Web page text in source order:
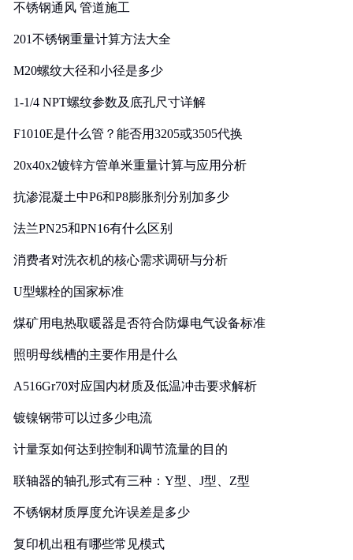
不锈钢通风 管道施工
201不锈钢重量计算方法大全
M20螺纹大径和小径是多少
1-1/4 NPT螺纹参数及底孔尺寸详解
F1010E是什么管？能否用3205或3505代换
20x40x2镀锌方管单米重量计算与应用分析
抗渗混凝土中P6和P8膨胀剂分别加多少
法兰PN25和PN16有什么区别
消费者对洗衣机的核心需求调研与分析
U型螺栓的国家标准
煤矿用电热取暖器是否符合防爆电气设备标准
照明母线槽的主要作用是什么
A516Gr70对应国内材质及低温冲击要求解析
镀镍钢带可以过多少电流
计量泵如何达到控制和调节流量的目的
联轴器的轴孔形式有三种：Y型、J型、Z型
不锈钢材质厚度允许误差是多少
复印机出租有哪些常见模式